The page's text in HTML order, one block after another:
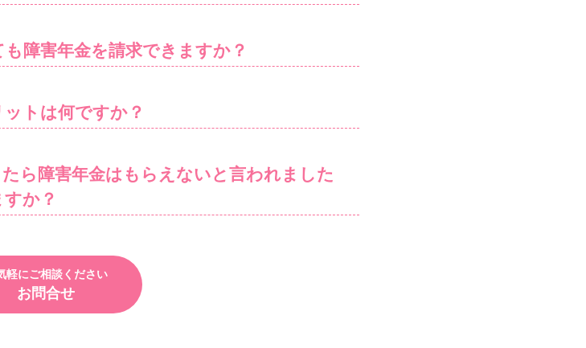
障害年金を請求できますか？
トは何ですか？
ら障害年金はもらえないと言われました
か？
軽にご相談ください
お問合せ